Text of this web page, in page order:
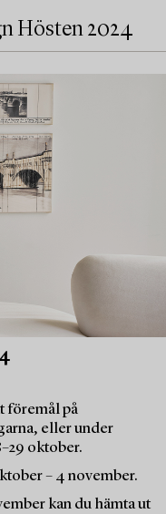
Hösten 2024
föremål på
eller under
oktober.
– 4 november.
kan du hämta ut